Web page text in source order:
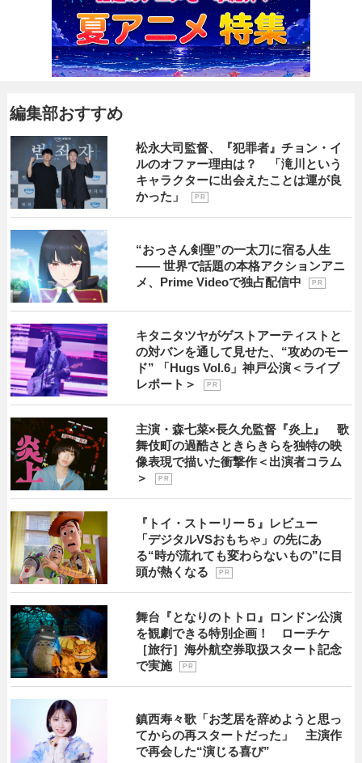
編集部おすすめ
松永大司監督、『犯罪者』チョン・イ
ルのオファー理由は？ 「滝川という
キャラクターに出会えたことは運が良
かった」
P R
“おっさん剣聖”の一太刀に宿る人生
―― 世界で話題の本格アクションアニ
メ、Prime Videoで独占配信中
P R
キタニタツヤがゲストアーティストと
の対バンを通して見せた、“攻めのモー
ド” 「Hugs Vol.6」神戸公演＜ライブ
レポート＞
P R
主演・森七菜×長久允監督『炎上』 歌
舞伎町の過酷さときらきらを独特の映
像表現で描いた衝撃作＜出演者コラム
＞
P R
『トイ・ストーリー５』レビュー
「デジタルVSおもちゃ」の先にあ
る“時が流れても変わらないもの”に目
頭が熱くなる
P R
舞台『となりのトトロ』ロンドン公演
を観劇できる特別企画！ ローチケ
［旅行］海外航空券取扱スタート記念
で実施
P R
鎮西寿々歌「お芝居を辞めようと思っ
てからの再スタートだった」 主演作
で再会した“演じる喜び”